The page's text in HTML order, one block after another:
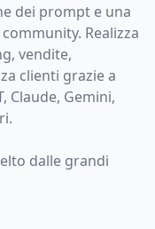
dei prompt e una
Realizza
vendite,
clienti grazie a
Claude, Gemini,
dalle grandi